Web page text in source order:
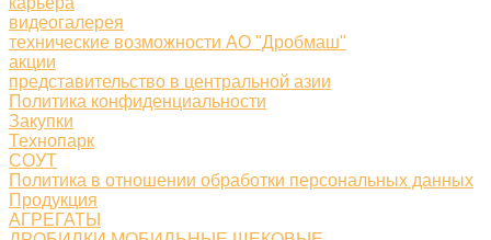
видеогалерея
технические возможности АО "Дробмаш"
акции
представительство в центральной азии
Политика конфиденциальности
Закупки
Технопарк
СОУТ
Политика в отношении обработки персональных данных
Продукция
АГРЕГАТЫ